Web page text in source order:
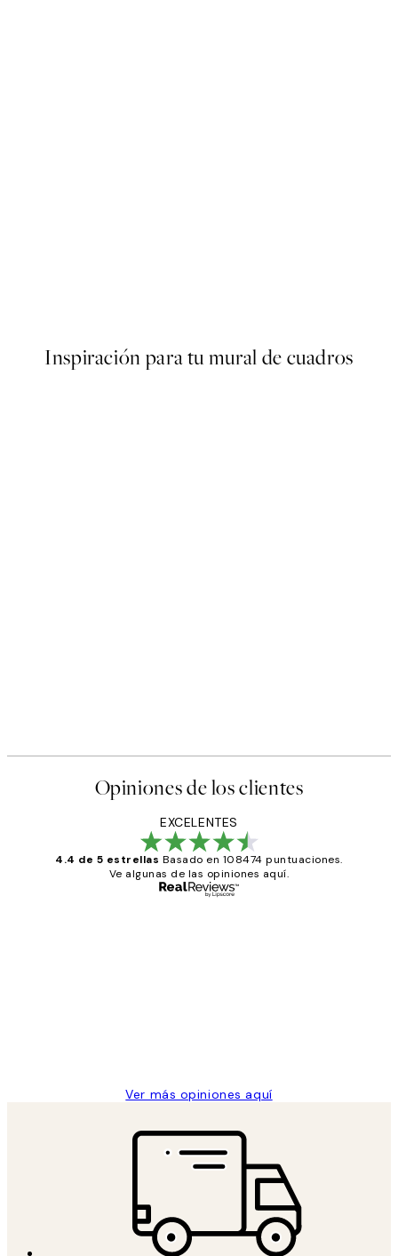
Inspiración para tu mural de cuadros
Opiniones de los clientes
EXCELENTES
4.4 de 5 estrellas Basado en 108474 puntuaciones.
Ve algunas de las opiniones aquí.
Ver más opiniones aquí